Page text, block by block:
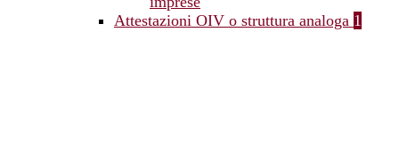
Attestazioni OIV o struttura analoga 1